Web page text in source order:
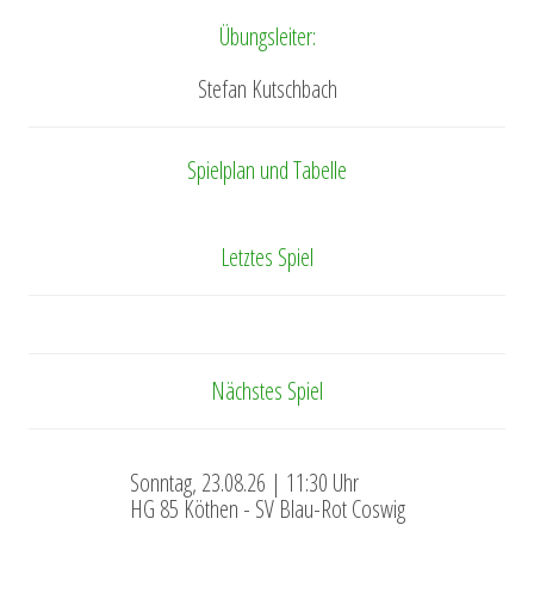
Übungsleiter:
Stefan Kutschbach
Spielplan und Tabelle
Letztes Spiel
Nächstes Spiel
Sonntag, 23.08.26 | 11:30 Uhr
HG 85 Köthen - SV Blau-Rot Coswig